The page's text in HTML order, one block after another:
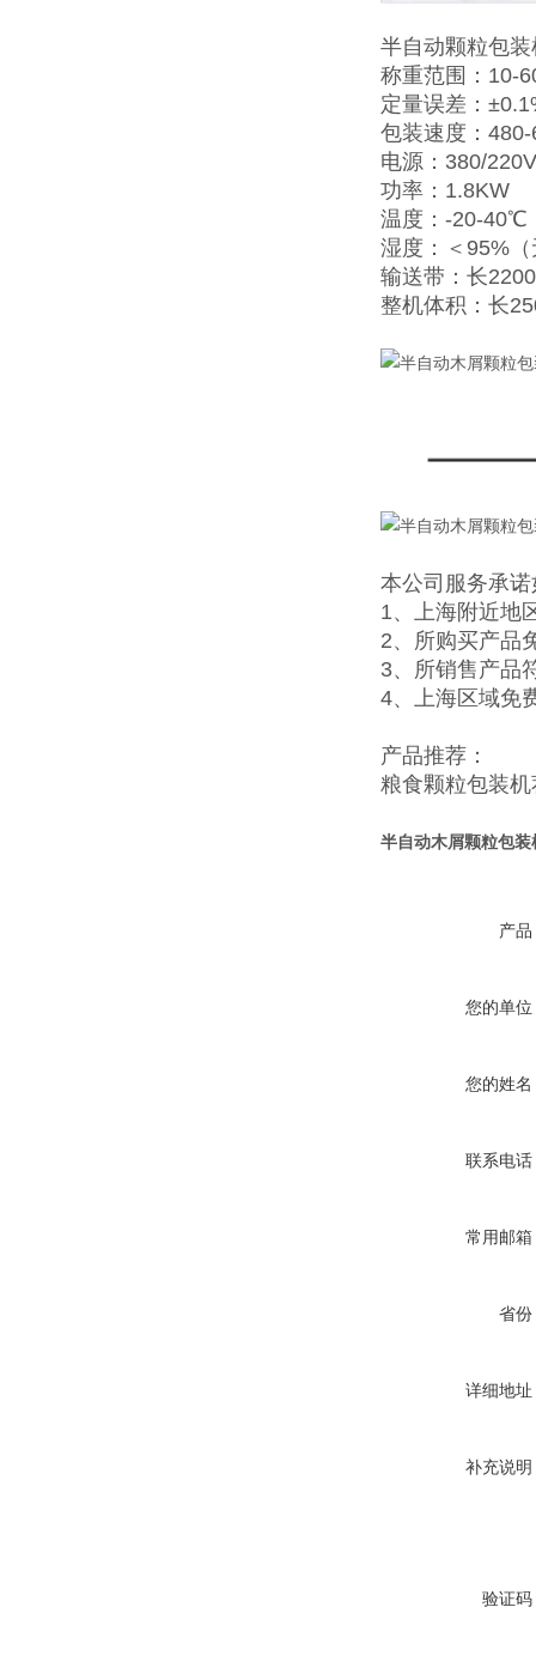
半自动颗粒包
称重范围：10-
定量误差：
包装速度：
电源：380/
功率：1.8KW
温度：-20-40℃
湿度：＜95%
输送带：长
整机体积：长
本公司服务承
1、上海附近地
2、所购买产品
3、所销售产品
4、上海区域免
产品推荐：
粮食颗粒包装机
半自动木屑颗粒包装
产品
您的单位
您的姓名
联系电话
常用邮箱
省份
详细地址
补充说明
验证码